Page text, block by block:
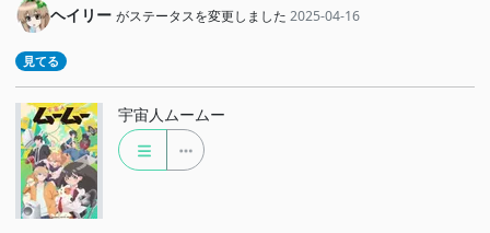
ヘイリー がステータスを変更しました 2025-04-16
見てる
宇宙人ムームー